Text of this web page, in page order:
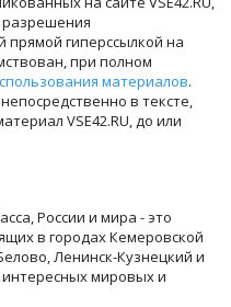
разрешения
прямой гиперссылкой на
при полном
материалов.
в тексте,
VSE42.RU, до или
России и мира - это
в городах Кемеровской
Ленинск-Кузнецкий и
мировых и